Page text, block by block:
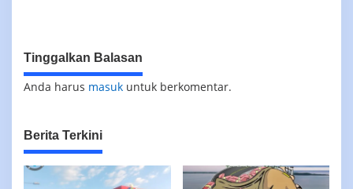
Tinggalkan Balasan
Anda harus masuk untuk berkomentar.
Berita Terkini